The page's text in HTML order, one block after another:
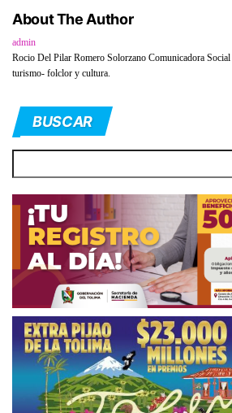
About The Author
admin
Rocio Del Pilar Romero Solorzano Comunicadora
turismo- folclor y cultura.
BUSCAR